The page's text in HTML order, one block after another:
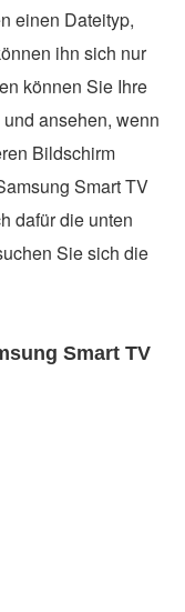
einen Dateityp,
ihn sich nur
können Sie Ihre
ansehen, wenn
Bildschirm
Smart TV
dafür die unten
Sie sich die
Smart TV